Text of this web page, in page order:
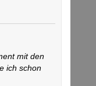
mit den
ich schon